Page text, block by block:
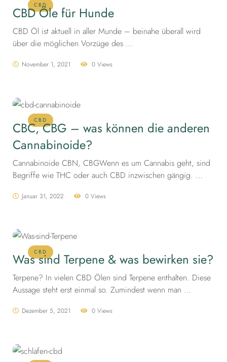
CBD
CBD Öle für Hunde
CBD Öl ist aktuell in aller Munde – beinahe überall wird
über die möglichen Vorzüge des …
November 1, 2021 0 Views
CBD
CBC, CBG – was können die anderen
Cannabinoide?
Cannabinoide CBN, CBGWenn es um Cannabis geht, sind
Begriffe wie THC oder auch CBD inzwischen gängig. …
Januar 31, 2022 0 Views
CBD
Was sind Terpene & was bewirken sie?
Terpene? In vielen CBD Ölen sind Terpene enthalten. Diese
Aussage steht erst einmal so. Zumindest wenn man …
Dezember 5, 2021 0 Views